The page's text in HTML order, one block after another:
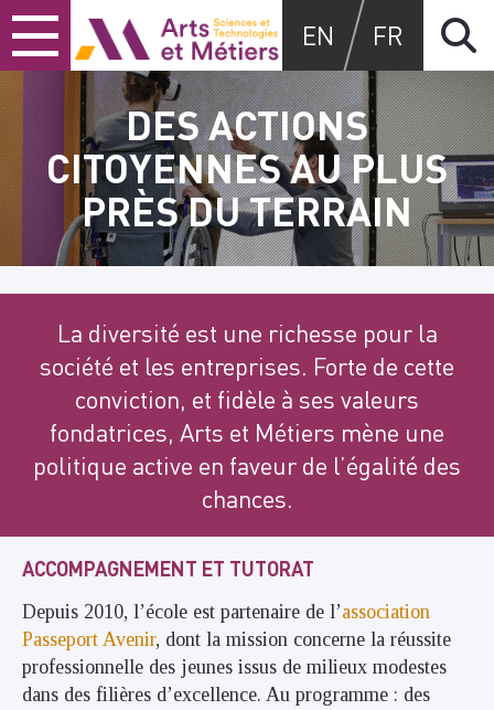
Skip
to
content
Skip
to
main
menu
Skip
to
search
Arts et métiers
EN FR
DES ACTIONS
CITOYENNES AU PLUS
PRÈS DU TERRAIN
La diversité est une richesse pour la
société et les entreprises. Forte de cette
conviction, et fidèle à ses valeurs
fondatrices, Arts et Métiers mène une
politique active en faveur de l’égalité des
chances.
ACCOMPAGNEMENT ET TUTORAT
Depuis 2010, l’école est partenaire de l’association
Passeport Avenir, dont la mission concerne la réussite
professionnelle des jeunes issus de milieux modestes
dans des filières d’excellence. Au programme : des